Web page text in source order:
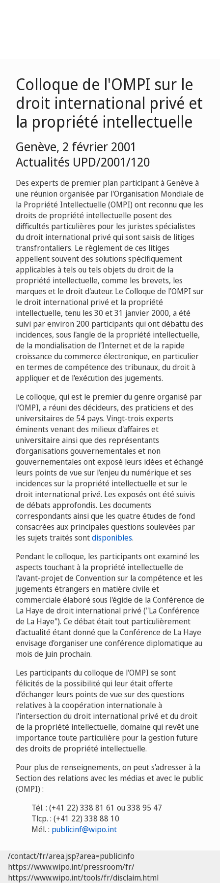
Colloque de l'OMPI sur le
droit international privé et
la propriété intellectuelle
Genève, 2 février 2001
Actualités UPD/2001/120
Des experts de premier plan participant à Genève à
une réunion organisée par l'Organisation Mondiale de
la Propriété Intellectuelle (OMPI) ont reconnu que les
droits de propriété intellectuelle posent des
difficultés particulières pour les juristes spécialistes
du droit international privé qui sont saisis de litiges
transfrontaliers. Le règlement de ces litiges
appellent souvent des solutions spécifiquement
applicables à tels ou tels objets du droit de la
propriété intellectuelle, comme les brevets, les
marques et le droit d'auteur. Le Colloque de l'OMPI sur
le droit international privé et la propriété
intellectuelle, tenu les 30 et 31 janvier 2000, a été
suivi par environ 200 participants qui ont débattu des
incidences, sous l'angle de la propriété intellectuelle,
de la mondialisation de l'Internet et de la rapide
croissance du commerce électronique, en particulier
en termes de compétence des tribunaux, du droit à
appliquer et de l'exécution des jugements.
Le colloque, qui est le premier du genre organisé par
l'OMPI, a réuni des décideurs, des praticiens et des
universitaires de 54 pays. Vingt-trois experts
éminents venant des milieux d'affaires et
universitaire ainsi que des représentants
d'organisations gouvernementales et non
gouvernementales ont exposé leurs idées et échangé
leurs points de vue sur l'enjeu du numérique et ses
incidences sur la propriété intellectuelle et sur le
droit international privé. Les exposés ont été suivis
de débats approfondis. Les documents
correspondants ainsi que les quatre études de fond
consacrées aux principales questions soulevées par
les sujets traités sontdisponibles.
Pendant le colloque, les participants ont examiné les
aspects touchant à la propriété intellectuelle de
l'avant-projet de Convention sur la compétence et les
jugements étrangers en matière civile et
commerciale élaboré sous l'égide de la Conférence de
La Haye de droit international privé ("La Conférence
de La Haye"). Ce débat était tout particulièrement
d'actualité étant donné que la Conférence de La Haye
envisage d'organiser une conférence diplomatique au
mois de juin prochain.
Les participants du colloque de l'OMPI se sont
félicités de la possibilité qui leur était offerte
d'échanger leurs points de vue sur des questions
relatives à la coopération internationale à
l'intersection du droit international privé et du droit
de la propriété intellectuelle, domaine qui revêt une
importance toute particulière pour la gestion future
des droits de propriété intellectuelle.
Pour plus de renseignements, on peut s'adresser à la
Section des relations avec les médias et avec le public
(OMPI) :
Tél. : (+41 22) 338 81 61 ou 338 95 47
Tlcp. : (+41 22) 338 88 10
Mél. : publicinf@wipo.int
/contact/fr/area.jsp?area=publicinfo
https://www.wipo.int/pressroom/fr/
https://www.wipo.int/tools/fr/disclaim.html